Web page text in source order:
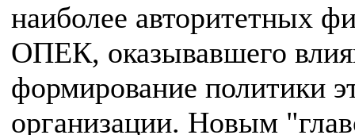
наиболее авторитетных
ОПЕК, оказывавшего
формирование политики
организации. Новым